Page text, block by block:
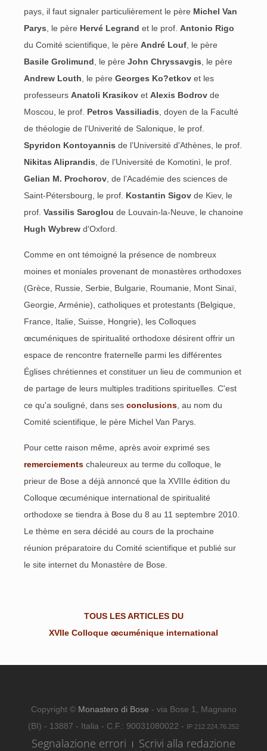
pays, il faut signaler particulièrement le père Michel Van
Parys , le père Hervé Legrand et le prof. Antonio Rigo
du Comité scientifique, le père André Louf , le père
Basile Grolimund , le père John Chryssavgis , le père
Andrew Louth , le père Georges Ko?etkov et les
professeurs Anatoli Krasikov et Alexis Bodrov de
Moscou, le prof. Petros Vassiliadis , doyen de la Faculté
de théologie de l'Univerité de Salonique, le prof.
Spyridon Kontoyannis de l’Université d'Athènes, le prof.
Nikitas Aliprandis , de l’Université de Komotinì, le prof.
Gelian M. Prochorov , de l’Académie des sciences de
Saint-Pétersbourg, le prof. Kostantin Sigov de Kiev, le
prof. Vassilis Saroglou de Louvain-la-Neuve, le chanoine
Hugh Wybrew d'Oxford.
Comme en ont témoigné la présence de nombreux
moines et moniales provenant de monastères orthodoxes
(Grèce, Russie, Serbie, Bulgarie, Roumanie, Mont Sinaï,
Georgie, Arménie), catholiques et protestants (Belgique,
France, Italie, Suisse, Hongrie), les Colloques
œcuméniques de spiritualité orthodoxe désirent offrir un
espace de rencontre fraternelle parmi les différentes
Églises chrétiennes et constituer un lieu de communion et
de partage de leurs multiples traditions spirituelles. C'est
ce qu'a souligné, dans ses conclusions , au nom du
Comité scientifique, le père Michel Van Parys.
Pour cette raison même, après avoir exprimé ses
remerciements chaleureux au terme du colloque, le
prieur de Bose a déjà annoncé que la XVIIIe édition du
Colloque œcuménique international de spiritualité
orthodoxe se tiendra à Bose du 8 au 11 septembre 2010.
Le thème en sera décidé au cours de la prochaine
réunion préparatoire du Comité scientifique et publié sur
le site internet du Monastère de Bose.
TOUS LES ARTICLES DU
XVIIe Colloque œcuménique international
Copyright © Monastero di Bose - via Bose 1, Magnano
(BI) - 13887 - Italia - C.F.: 90031080022 - IP 212.224.76.252
Segnalazione errori Scrivi alla redazione